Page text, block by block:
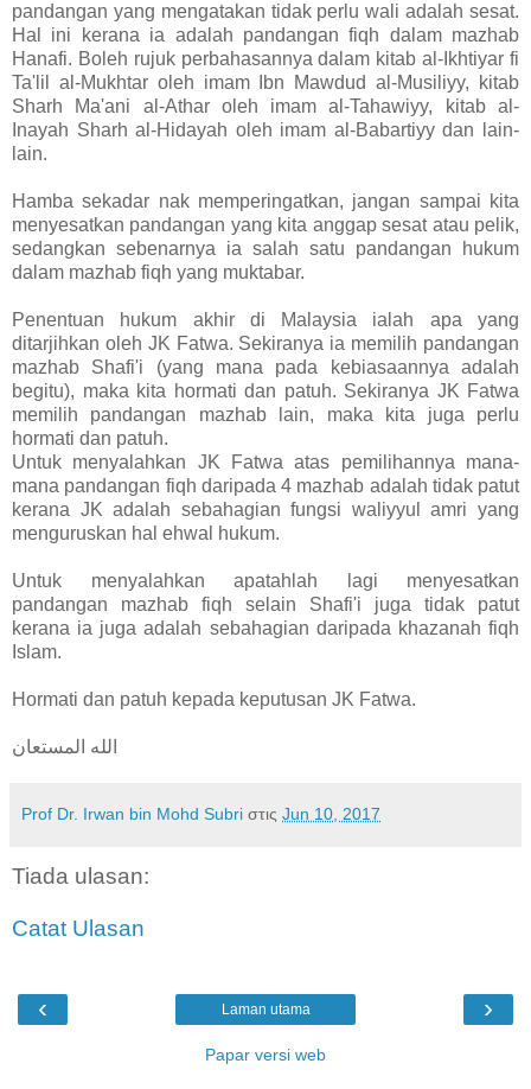
pandangan yang mengatakan tidak perlu wali adalah sesat.
Hal ini kerana ia adalah pandangan fiqh dalam mazhab
Hanafi. Boleh rujuk perbahasannya dalam kitab al-Ikhtiyar fi
Ta'lil al-Mukhtar oleh imam Ibn Mawdud al-Musiliyy, kitab
Sharh Ma'ani al-Athar oleh imam al-Tahawiyy, kitab al-
Inayah Sharh al-Hidayah oleh imam al-Babartiyy dan lain-
lain.
Hamba sekadar nak memperingatkan, jangan sampai kita
menyesatkan pandangan yang kita anggap sesat atau pelik,
sedangkan sebenarnya ia salah satu pandangan hukum
dalam mazhab fiqh yang muktabar.
Penentuan hukum akhir di Malaysia ialah apa yang
ditarjihkan oleh JK Fatwa. Sekiranya ia memilih pandangan
mazhab Shafi'i (yang mana pada kebiasaannya adalah
begitu), maka kita hormati dan patuh. Sekiranya JK Fatwa
memilih pandangan mazhab lain, maka kita juga perlu
hormati dan patuh.
Untuk menyalahkan JK Fatwa atas pemilihannya mana-
mana pandangan fiqh daripada 4 mazhab adalah tidak patut
kerana JK adalah sebahagian fungsi waliyyul amri yang
menguruskan hal ehwal hukum.
Untuk menyalahkan apatahlah lagi menyesatkan
pandangan mazhab fiqh selain Shafi'i juga tidak patut
kerana ia juga adalah sebahagian daripada khazanah fiqh
Islam.
Hormati dan patuh kepada keputusan JK Fatwa.
الله المستعان
Prof Dr. Irwan bin Mohd Subri στις Jun 10, 2017
Tiada ulasan:
Catat Ulasan
‹ ›
Laman utama
Papar versi web